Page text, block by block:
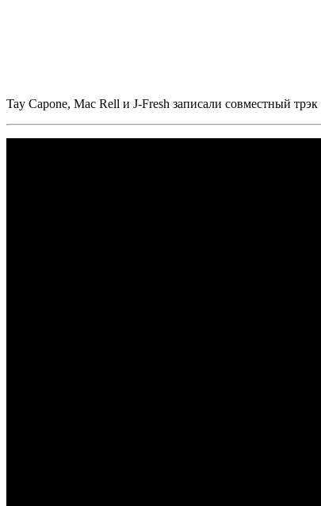
Tay Capone, Mac Rell и J-Fresh записали совместный трэк